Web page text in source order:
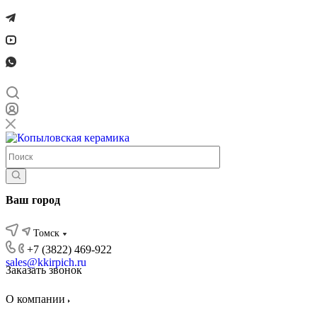
Ваш город
Томск
+7 (3822) 469-922
sales@kkirpich.ru
Заказать звонок
О компании